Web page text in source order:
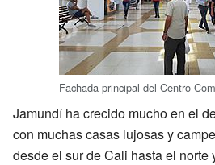
Fachada principal del Centro
Jamundí ha crecido mucho en el
con muchas casas lujosas y
desde el sur de Cali hasta el norte